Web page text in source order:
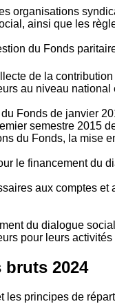
organisations
ainsi que les
du Fonds
de la
au niveau
Fonds de janvier
semestre 2015
du Fonds, la mise
le financement du
aux comptes
du dialogue
pour leurs
bruts 2024
les principes de